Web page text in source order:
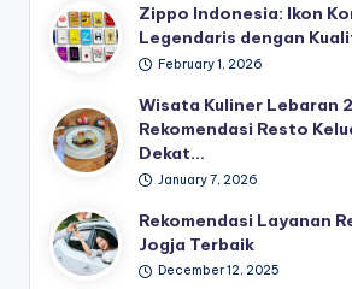
Zippo Indonesia: Ikon
Legendaris dengan
February 1, 2026
Wisata Kuliner Lebaran
Rekomendasi Resto
Dekat…
January 7, 2026
Rekomendasi Layanan
Jogja Terbaik
December 12, 2025